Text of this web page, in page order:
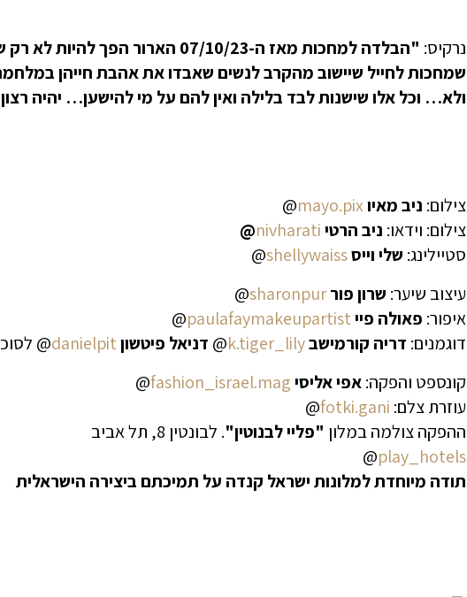
נרקיס:
"הבלדה למחכות מאז ה-07/10/23
שמחכות לחייל שיישוב מהקרב לנשים שאבדו את אהבת חייהן
ולא… וכל אלו שישנות לבד בלילה ואין להם על מי להישען… יהיה
צילום: ניב מאיוmayo.pix
@
צילום: וידאו: ניב הרטיnivharati
@
סטיילינג: שלי וייסshellywaiss
@
עיצוב שיער: שרון פור sharonpur
@
איפור: פאולה פייpaulafaymakeupartist
@
דוגמנים: דריה קורמישבk.tiger_lily
@ דניאל פיטשוןdanielpit
@
קונספט והפקה:אפי אליסיfashion_israel.mag
@
עוזרת צלם: fotki.gani
@
ההפקה צולמה במלון "פליי לבנוטין". לבונטין 8, תל אביב
play_hotels
@
תודה מיוחדת למלונות ישראל קנדה על תמיכתם ביצירה הישראלית